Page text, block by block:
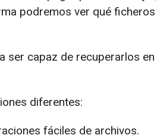
podremos ver qué ficheros
ser capaz de recuperarlos en
diferentes:
fáciles de archivos.